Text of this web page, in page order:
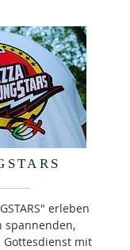
erleben
spannenden,
mit